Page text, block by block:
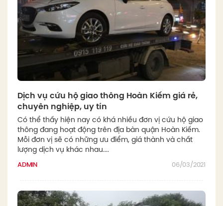
Dịch vụ cứu hộ giao thông Hoàn Kiếm giá rẻ,
chuyên nghiệp, uy tín
Có thể thấy hiện nay có khá nhiều đơn vị cứu hộ giao
thông đang hoạt động trên địa bàn quận Hoàn Kiếm.
Mỗi đơn vị sẽ có những ưu điểm, giá thành và chất
lượng dịch vụ khác nhau....
ADMIN 06/03/2021